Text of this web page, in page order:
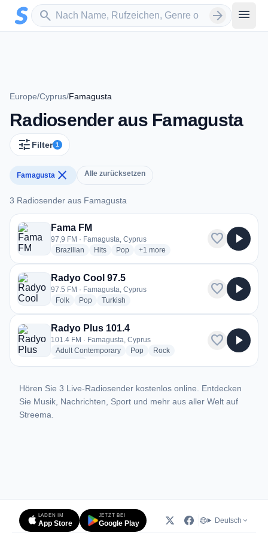
Zum Hauptinhalt springen
search
Sender suchen arrow_forward menu
Europe/Cyprus/Famagusta
Radiosender aus Famagusta
tune Filter 1
Famagusta close Alle zurücksetzen
3 Radiosender aus Famagusta
3 Radiosender aus Famagusta
Fama FM
97,9 FM · Famagusta, Cyprus
Brazilian radio stations
Hitsradio stations
Popradio stations
+1 more genres for Fama FM
more
favorite play_arrow
Radyo Cool 97.5
97.5 FM · Famagusta, Cyprus
Folkradio stations
Popradio stations
Turkish
favorite play_arrow
Radyo Plus 101.4
101.4 FM · Famagusta, Cyprus
Adult Contemporaryradio stations
Popradio stations
Rockradio stations
favorite play_arrow
Hören Sie 3 Live-Radiosender kostenlos online. Entdecken
Sie Musik, Nachrichten, Sport und mehr aus aller Welt auf
Streema.
LADEN IM
App Store
JETZT BEI
Google Play Deutsch